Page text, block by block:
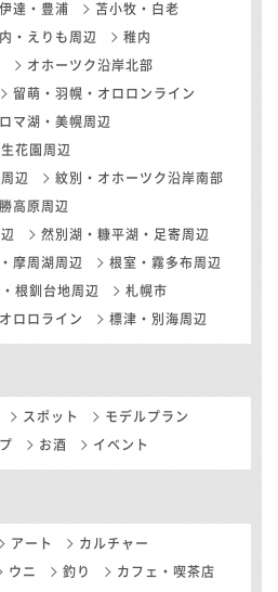
達・豊浦 苫小牧・白老
・えりも周辺 稚内
オホーツク沿岸北部
留萌・羽幌・オロロンライン
マ湖・美幌周辺
花園周辺
辺 紋別・オホーツク沿岸南部
高原周辺
然別湖・糠平湖・足寄周辺
摩周湖周辺 根室・霧多布周辺
根釧台地周辺 札幌市
ロロライン 標津・別海周辺
スポット モデルプラン
お酒 イベント
アート カルチャー
ウニ 釣り カフェ・喫茶店